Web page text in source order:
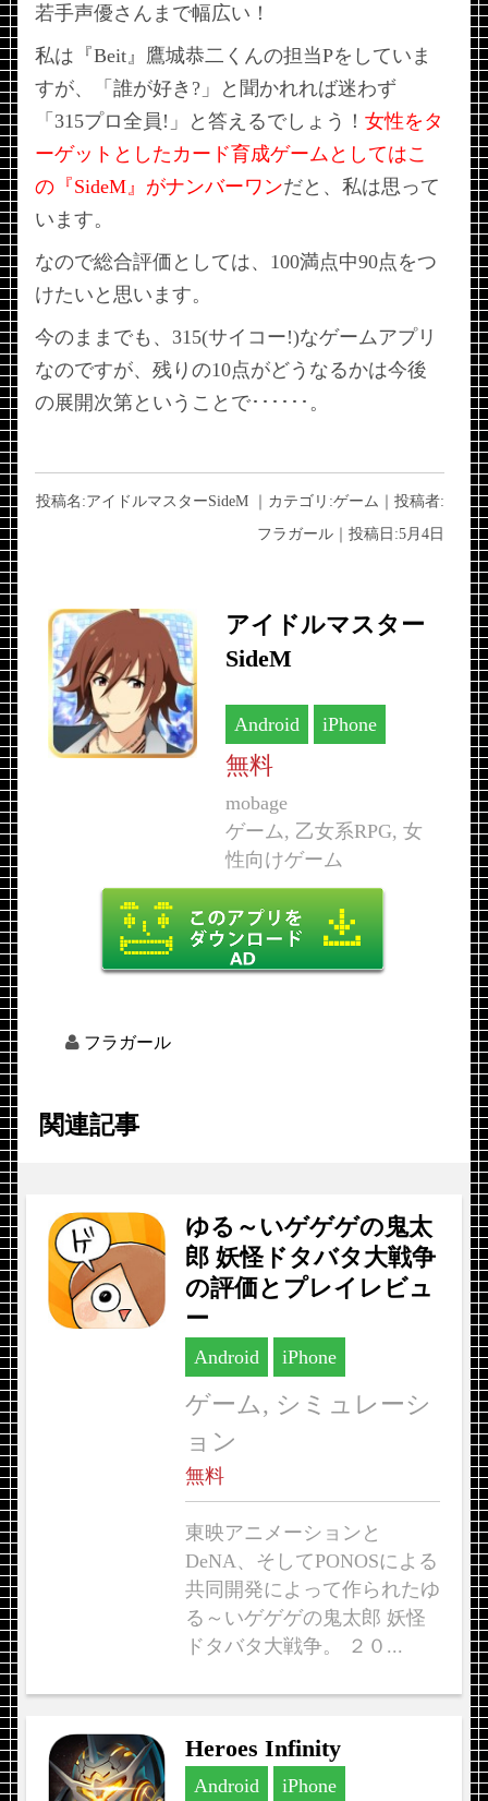
若手声優さんまで幅広い！
私は『Beit』鷹城恭二くんの担当Pをしていま
すが、「誰が好き?」と聞かれれば迷わず
「315プロ全員!」と答えるでしょう！ 女性をタ
ーゲットとしたカード育成ゲームとしてはこ
の『SideM』がナンバーワンだと、私は思って
います。
なので総合評価としては、100満点中90点をつ
けたいと思います。
今のままでも、315(サイコー!)なゲームアプリ
なのですが、残りの10点がどうなるかは今後
の展開次第ということで･･････。
投稿名:アイドルマスターSideM ｜カテゴリ:ゲーム ｜投稿者:
フラガール｜投稿日:5月4日
アイドルマスター
SideM
Android iPhone
無料
mobage
ゲーム, 乙女系RPG, 女
性向けゲーム
フラガール
関連記事
ゆる～いゲゲゲの鬼太
郎 妖怪ドタバタ大戦争
の評価とプレイレビュ
ー
Android iPhone
ゲーム, シミュレーシ
ョン
無料
東映アニメーションと
DeNA、そしてPONOSによる
共同開発によって作られたゆ
る～いゲゲゲの鬼太郎 妖怪
ドタバタ大戦争。 ２０...
Heroes Infinity
Android iPhone